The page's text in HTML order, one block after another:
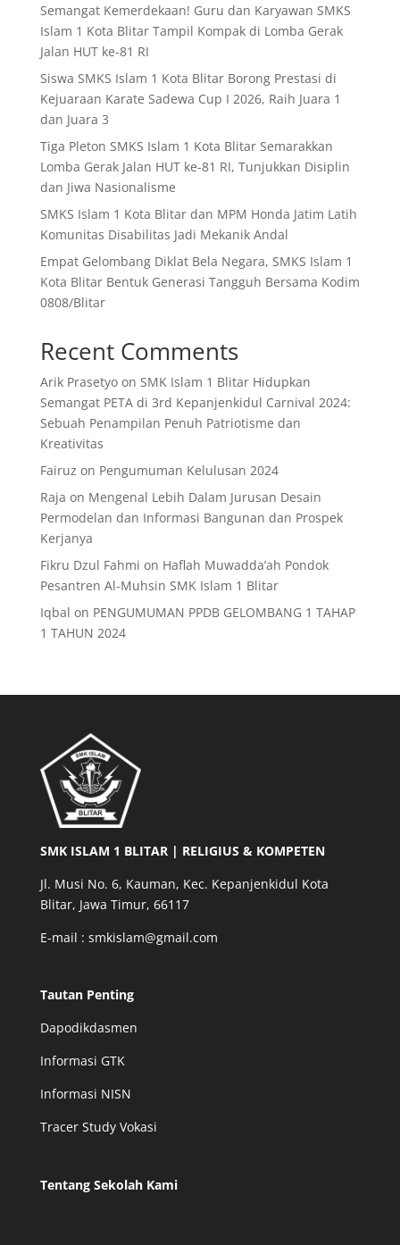
Semangat Kemerdekaan! Guru dan Karyawan SMKS
Islam 1 Kota Blitar Tampil Kompak di Lomba Gerak
Jalan HUT ke-81 RI
Siswa SMKS Islam 1 Kota Blitar Borong Prestasi di
Kejuaraan Karate Sadewa Cup I 2026, Raih Juara 1
dan Juara 3
Tiga Pleton SMKS Islam 1 Kota Blitar Semarakkan
Lomba Gerak Jalan HUT ke-81 RI, Tunjukkan Disiplin
dan Jiwa Nasionalisme
SMKS Islam 1 Kota Blitar dan MPM Honda Jatim Latih
Komunitas Disabilitas Jadi Mekanik Andal
Empat Gelombang Diklat Bela Negara, SMKS Islam 1
Kota Blitar Bentuk Generasi Tangguh Bersama Kodim
0808/Blitar
Recent Comments
Arik Prasetyoon SMK Islam 1 Blitar Hidupkan
Semangat PETA di 3rd Kepanjenkidul Carnival 2024:
Sebuah Penampilan Penuh Patriotisme dan
Kreativitas
Fairuz on Pengumuman Kelulusan 2024
Raja on Mengenal Lebih Dalam Jurusan Desain
Permodelan dan Informasi Bangunan dan Prospek
Kerjanya
Fikru Dzul Fahmi on Haflah Muwadda’ah Pondok
Pesantren Al-Muhsin SMK Islam 1 Blitar
Iqbal on PENGUMUMAN PPDB GELOMBANG 1 TAHAP
1 TAHUN 2024
SMK ISLAM 1 BLITAR | RELIGIUS & KOMPETEN
Jl. Musi No. 6, Kauman, Kec. Kepanjenkidul Kota
Blitar, Jawa Timur, 66117
E-mail : smkislam@gmail.com
Tautan Penting
Dapodikdasmen
Informasi GTK
Informasi NISN
Tracer Study Vokasi
Tentang Sekolah Kami